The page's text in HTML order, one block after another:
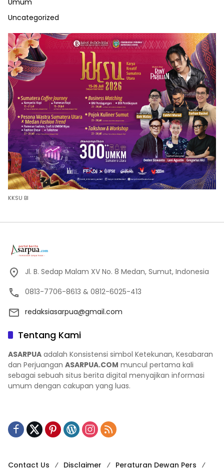
Uncategorized
KKSU BI
Jl. B. Sedap Malam XV No. 8 Medan, Sumut, Indonesia
0813-7706-8613 & 0812-6025-413
redaksiasarpua@gmail.com
Tentang Kami
ASARPUA adalah Konsistensi simbol Ketekunan, Kesabaran
dan Perjuangan ASARPUA.COM muncul pertama kali
sebagai sebuah situs berita digital menyajikan informasi
umum dengan cakupan yang luas.
Contact Us Disclaimer Peraturan Dewan Pers